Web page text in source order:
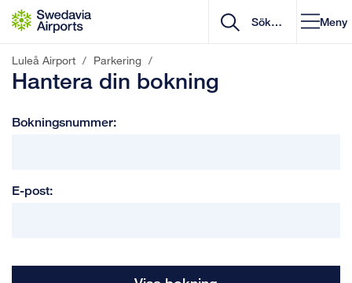
Gå till innehåll
Meny
Luleå Airport / Parkering /
Hantera din bokning
Bokningsnummer:
E-post: